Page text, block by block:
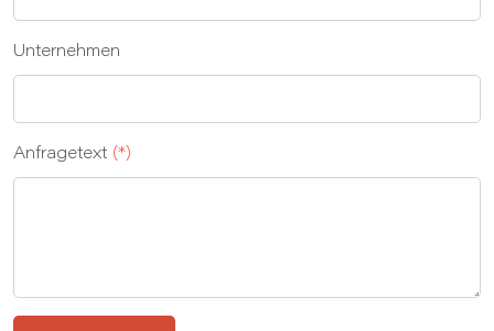
Unternehmen
Anfragetext (*)